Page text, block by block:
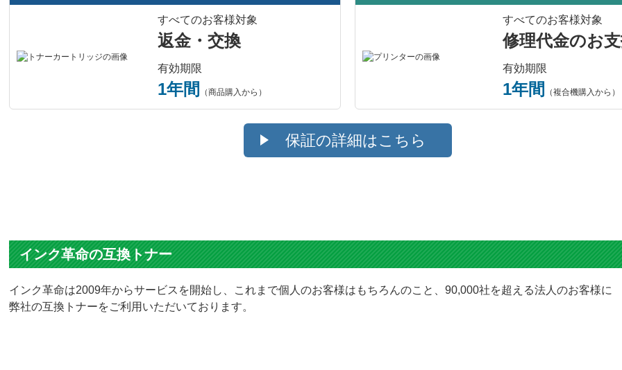
すべてのお客様対象
返金・交換
有効期限
1年間 （商品購入から）
すべてのお客様対象
修理代金のお
有効期限
1年間 （複合機購入から）
保証の詳細はこちら
インク革命の互換トナー
インク革命は2009年からサービスを開始し、これまで個人のお客様はもちろんのこと、90,000社を超える法人のお客様に
弊社の互換トナーをご利用いただいております。